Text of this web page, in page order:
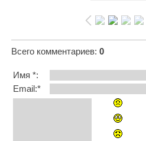
Всего комментариев: 0
Имя *:
Email:*